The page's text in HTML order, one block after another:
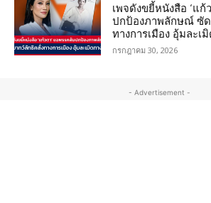
เพจดังขยี้หนังสือ ‘แก้
ปกป้องภาพลักษณ์ ซั
ทางการเมือง อุ้มละเ
กรกฎาคม 30, 2026
- Advertisement -